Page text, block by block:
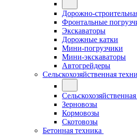
Дорожно-
Фронтальные
Экскаваторы
Дорожные катки
Мини-погрузчики
Мини-экскаваторы
Автогрейдеры
Сельскохозяйственная
Зерновозы
Кормовозы
Скотовозы
Бетонная техника